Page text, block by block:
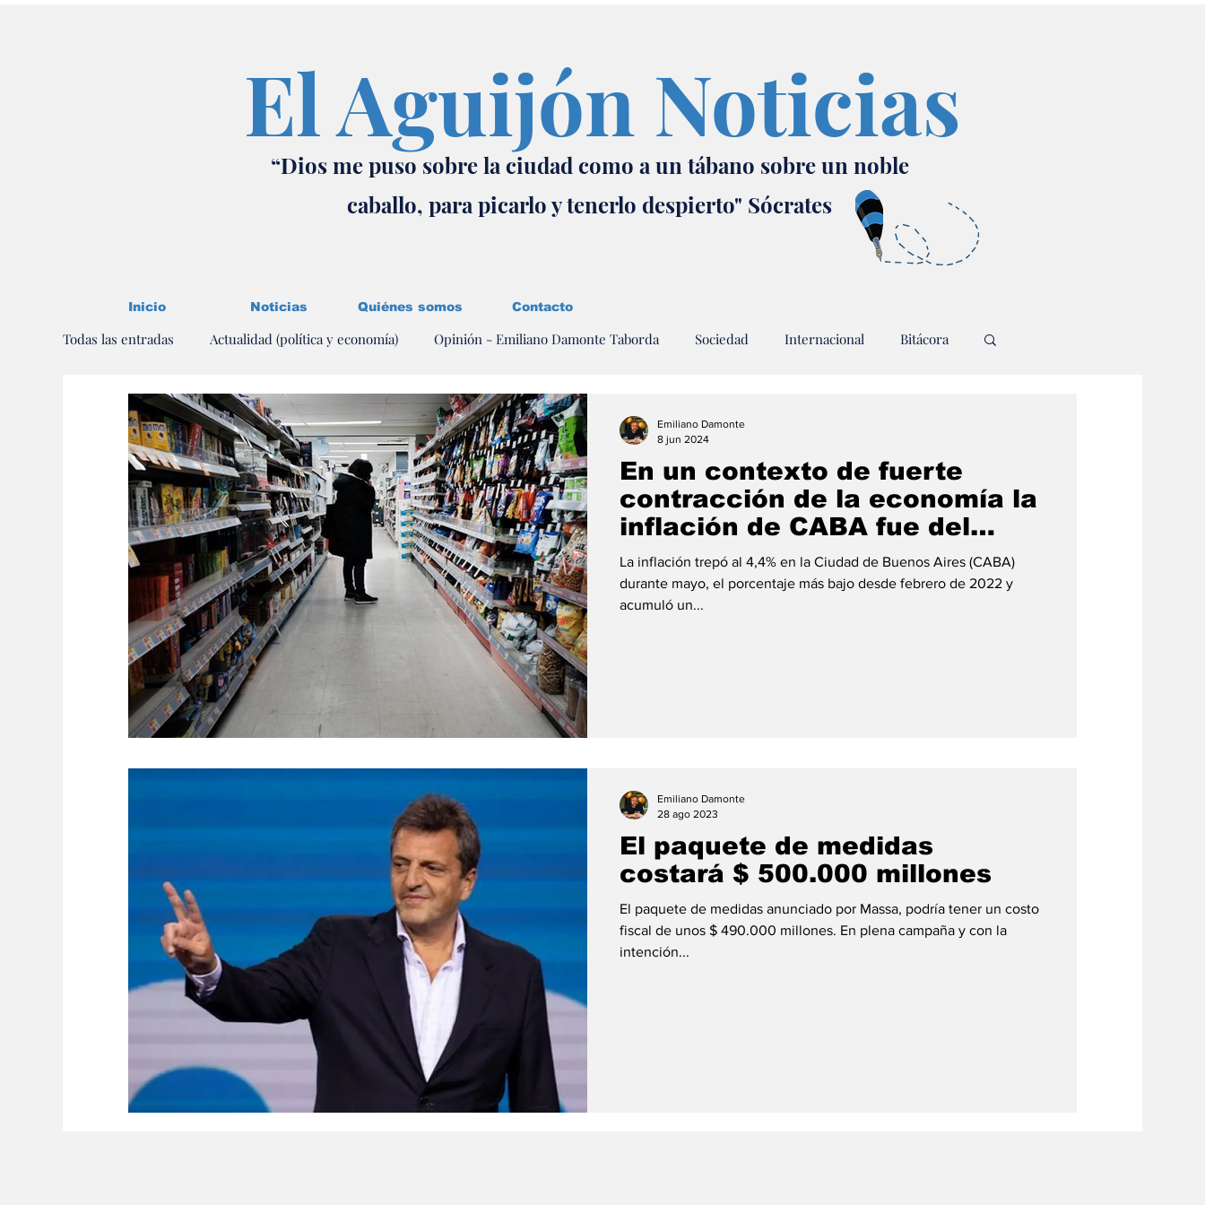
El Aguijón Noticias
“Dios me puso sobre la ciudad como a un tábano sobre un noble
caballo, para picarlo y tenerlo despierto" Sócrates
Todas las entradas Actualidad (política y economía) Opinión - Emiliano Damonte Taborda Sociedad Internacional Bitácora
Ambiente Editorial Economía y Producción #economia #consumo
En un contexto de fuerte
contracción de la economía la
inflación de CABA fue del
4,4%
La inflación trepó al 4,4% en la Ciudad de Buenos Aires (CABA)
durante mayo, el porcentaje más bajo desde febrero de 2022 y
acumuló un...
Emiliano Damonte
8 jun 2024
El paquete de medidas
costará $ 500.000 millones
El paquete de medidas anunciado por Massa, podría tener un costo
fiscal de unos $ 490.000 millones. En plena campaña y con la
intención...
Emiliano Damonte
28 ago 2023
Inicio Noticias Quiénes somos Contacto